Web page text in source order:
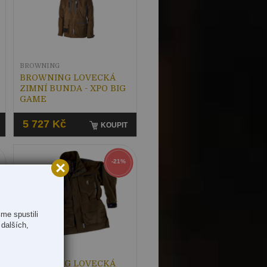
BROWNING LOVECKÁ
ZIMNÍ BUNDA - XPO BIG
GAME
BROWNING
5 727 Kč KOUPIT
BROWNING LOVECKÁ
-21%
spustili